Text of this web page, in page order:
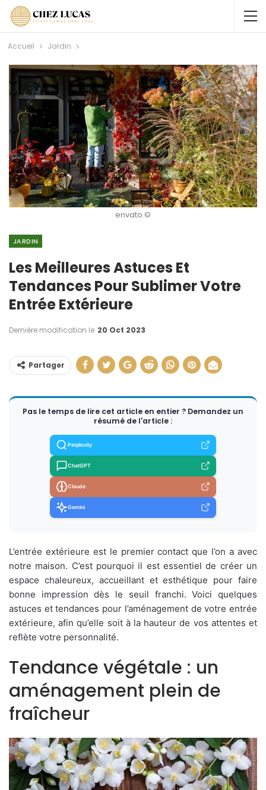
Accueil Jardin
envato ©
JARDIN
Les Meilleures Astuces Et
Tendances Pour Sublimer Votre
Entrée Extérieure
Dernière modification le 20 Oct 2023
Partager
Pas le temps de lire cet article en entier ? Demandez un
résumé de l'article :
Perplexity
ChatGPT
Claude
Gemini
L’entrée extérieure est le premier contact que l’on a avec
notre maison. C’est pourquoi il est essentiel de créer un
espace chaleureux, accueillant et esthétique pour faire
bonne impression dès le seuil franchi. Voici quelques
astuces et tendances pour l’aménagement de votre entrée
extérieure, afin qu’elle soit à la hauteur de vos attentes et
reflète votre personnalité.
Tendance végétale : un
aménagement plein de
fraîcheur